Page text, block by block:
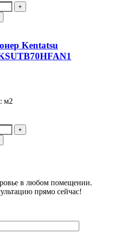
Kentatsu
м2
в любом помещении.
прямо сейчас!